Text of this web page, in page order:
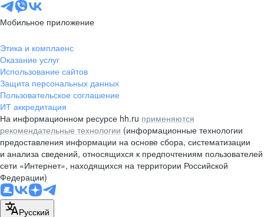
Мобильное приложение
Этика и комплаенс
Оказание услуг
Использование сайтов
Защита персональных данных
Пользовательское соглашение
ИТ аккредитация
На информационном ресурсе hh.ru применяются
рекомендательные технологии (информационные технологии
предоставления информации на основе сбора, систематизации
и анализа сведений, относящихся к предпочтениям пользователей
сети «Интернет», находящихся на территории Российской
Федерации)
Русский